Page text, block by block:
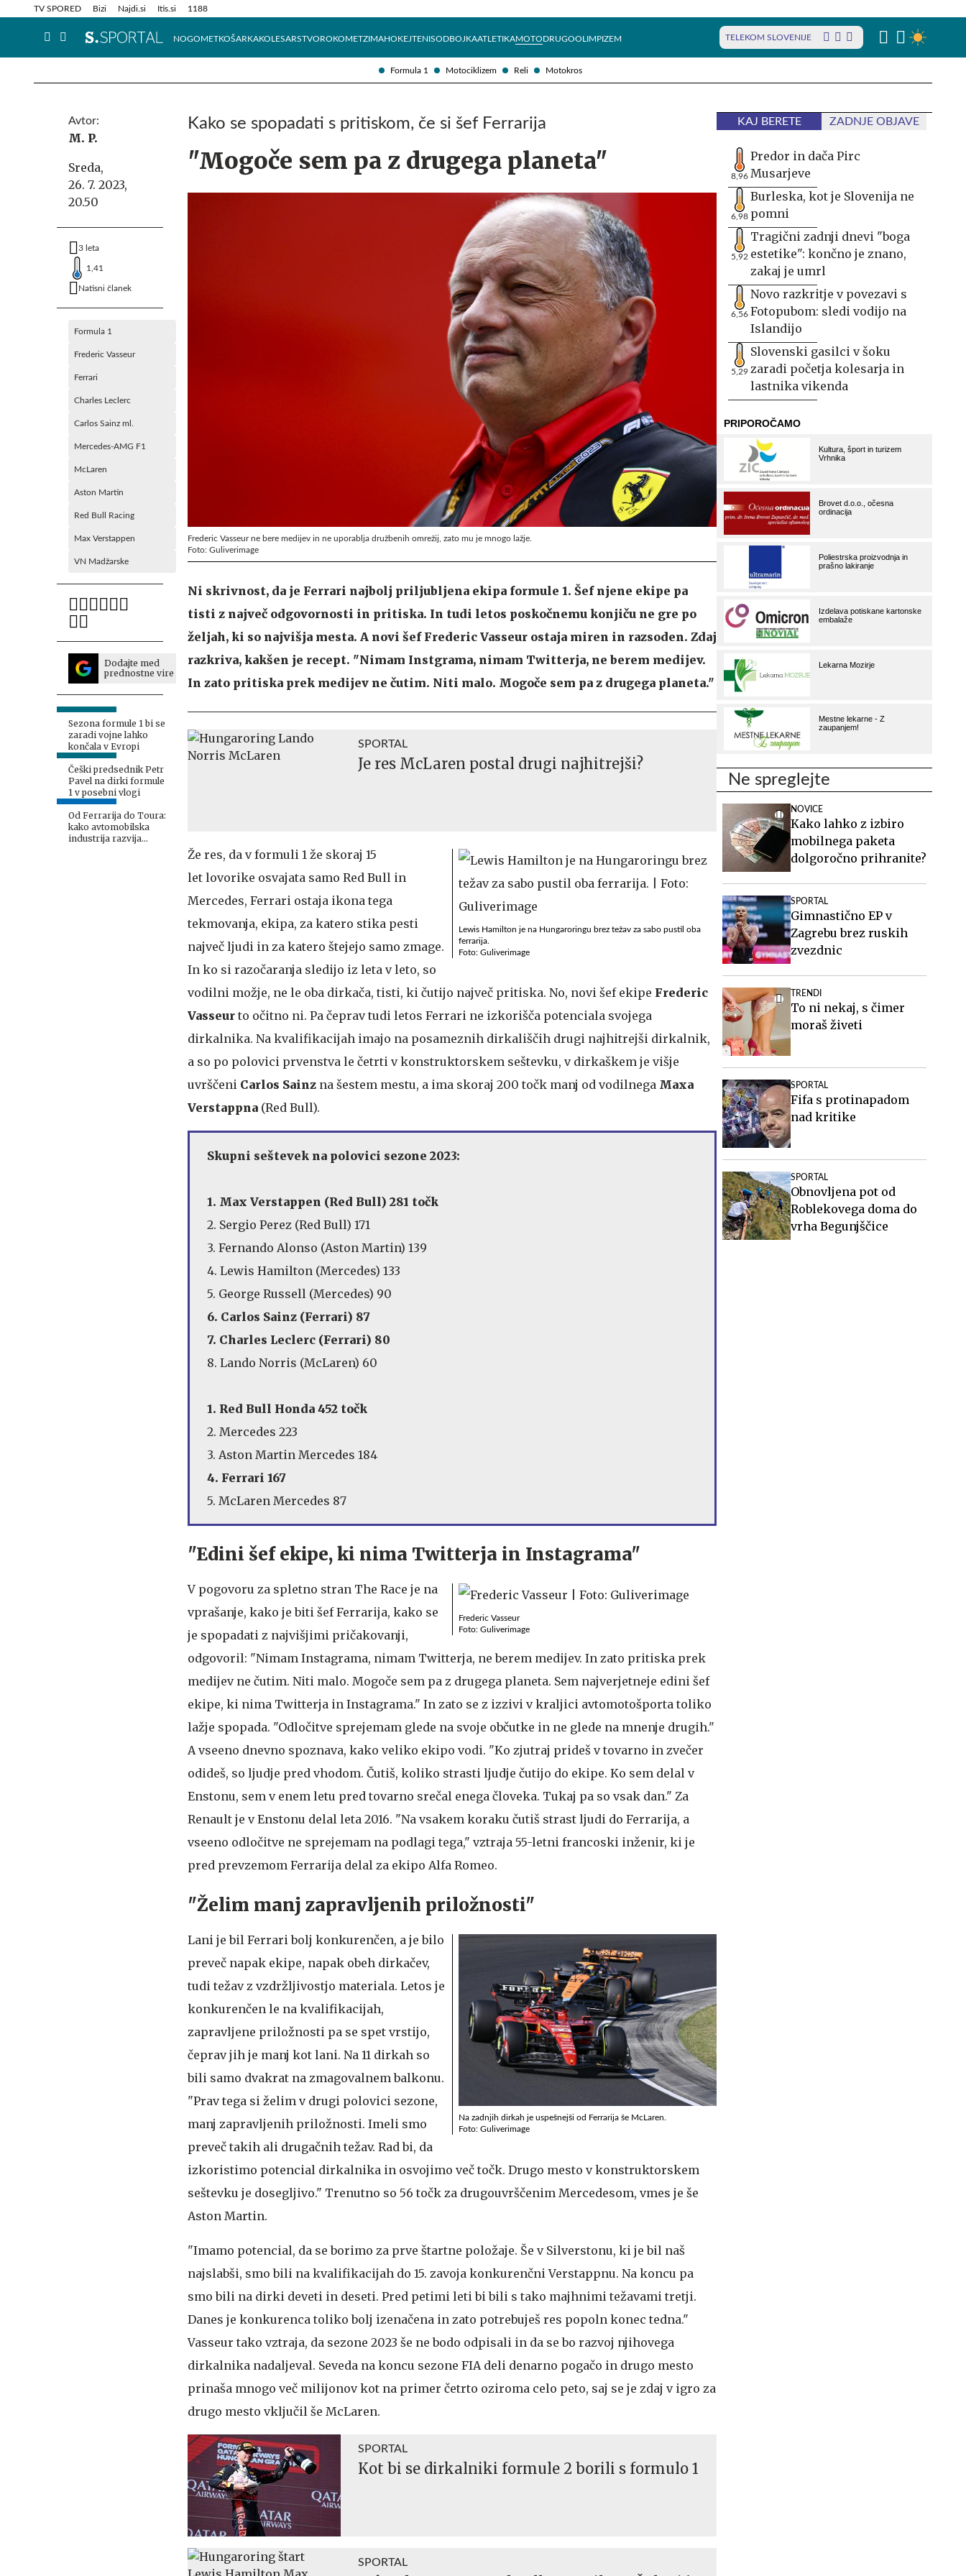
Formula 1 Motociklizem Reli Motokros
TV SPORED Bizi Najdi.si Itis.si 1188
NOGOMETKOŠARKAKOLESARSTVOROKOMETZIMAHOKEJTENISODBOJKAATLETIKAMOTODRUGOOLIMPIZEM TELEKOM SLOVENIJE
Info in obvestila Tehnik
Avtor:
M. P.
Sreda,
26. 7. 2023,
20.50
3 leta
1,41
Natisni članek
Formula 1
Frederic Vasseur
Ferrari
Charles Leclerc
Carlos Sainz ml.
Mercedes-AMG F1
McLaren
Aston Martin
Red Bull Racing
Max Verstappen
VN Madžarske
Dodajte med
prednostne vire
Sezona formule 1 bi se
zaradi vojne lahko
končala v Evropi
Češki predsednik Petr
Pavel na dirki formule
1 v posebni vlogi
Od Ferrarija do Toura:
kako avtomobilska
industrija razvija
Kako se spopadati s pritiskom, če si šef Ferrarija
"Mogoče sem pa z drugega planeta"
Frederic Vasseur ne bere medijev in ne uporablja družbenih omrežij, zato mu je mnogo lažje.
Foto: Guliverimage
Ni skrivnost, da je Ferrari najbolj priljubljena ekipa formule 1. Šef njene ekipe pa
tisti z največ odgovornosti in pritiska. In tudi letos poskočnemu konjiču ne gre po
željah, ki so najvišja mesta. A novi šef Frederic Vasseur ostaja miren in razsoden. Zdaj
razkriva, kakšen je recept. "Nimam Instgrama, nimam Twitterja, ne berem medijev.
In zato pritiska prek medijev ne čutim. Niti malo. Mogoče sem pa z drugega planeta."
SPORTAL
Je res McLaren postal drugi najhitrejši?
Lewis Hamilton je na Hungaroringu brez težav za sabo pustil oba
ferrarija.
Foto: Guliverimage
Že res, da v formuli 1 že skoraj 15
let lovorike osvajata samo Red Bull in
Mercedes, Ferrari ostaja ikona tega
tekmovanja, ekipa, za katero stika pesti
največ ljudi in za katero štejejo samo zmage.
In ko si razočaranja sledijo iz leta v leto, so
vodilni možje, ne le oba dirkača, tisti, ki čutijo največ pritiska. No, novi šef ekipe Frederic
Vasseur to očitno ni. Pa čeprav tudi letos Ferrari ne izkorišča potenciala svojega
dirkalnika. Na kvalifikacijah imajo na posameznih dirkališčih drugi najhitrejši dirkalnik,
a so po polovici prvenstva le četrti v konstruktorskem seštevku, v dirkaškem je višje
uvrščeni Carlos Sainz na šestem mestu, a ima skoraj 200 točk manj od vodilnega Maxa
Verstappna (Red Bull).
Skupni seštevek na polovici sezone 2023:
1. Max Verstappen (Red Bull) 281 točk
2. Sergio Perez (Red Bull) 171
3. Fernando Alonso (Aston Martin) 139
4. Lewis Hamilton (Mercedes) 133
5. George Russell (Mercedes) 90
6. Carlos Sainz (Ferrari) 87
7. Charles Leclerc (Ferrari) 80
8. Lando Norris (McLaren) 60
1. Red Bull Honda 452 točk
2. Mercedes 223
3. Aston Martin Mercedes 184
4. Ferrari 167
5. McLaren Mercedes 87
"Edini šef ekipe, ki nima Twitterja in Instagrama"
Frederic Vasseur
Foto: Guliverimage
V pogovoru za spletno stran The Race je na
vprašanje, kako je biti šef Ferrarija, kako se
je spopadati z najvišjimi pričakovanji,
odgovoril: "Nimam Instagrama, nimam Twitterja, ne berem medijev. In zato pritiska prek
medijev ne čutim. Niti malo. Mogoče sem pa z drugega planeta. Sem najverjetneje edini šef
ekipe, ki nima Twitterja in Instagrama." In zato se z izzivi v kraljici avtomotošporta toliko
lažje spopada. "Odločitve sprejemam glede na svoje občutke in ne glede na mnenje drugih."
A vseeno dnevno spoznava, kako veliko ekipo vodi. "Ko zjutraj prideš v tovarno in zvečer
odideš, so ljudje pred vhodom. Čutiš, koliko strasti ljudje čutijo do ekipe. Ko sem delal v
Enstonu, sem v enem letu pred tovarno srečal enega človeka. Tukaj pa so vsak dan." Za
Renault je v Enstonu delal leta 2016. "Na vsakem koraku čutiš strast ljudi do Ferrarija, a
vseeno odločitve ne sprejemam na podlagi tega," vztraja 55-letni francoski inženir, ki je
pred prevzemom Ferrarija delal za ekipo Alfa Romeo.
"Želim manj zapravljenih priložnosti"
Na zadnjih dirkah je uspešnejši od Ferrarija še McLaren.
Foto: Guliverimage
Lani je bil Ferrari bolj konkurenčen, a je bilo
preveč napak ekipe, napak obeh dirkačev,
tudi težav z vzdržljivostjo materiala. Letos je
konkurenčen le na kvalifikacijah,
zapravljene priložnosti pa se spet vrstijo,
čeprav jih je manj kot lani. Na 11 dirkah so
bili samo dvakrat na zmagovalnem balkonu.
"Prav tega si želim v drugi polovici sezone,
manj zapravljenih priložnosti. Imeli smo
preveč takih ali drugačnih težav. Rad bi, da
izkoristimo potencial dirkalnika in osvojimo več točk. Drugo mesto v konstruktorskem
seštevku je dosegljivo." Trenutno so 56 točk za drugouvrščenim Mercedesom, vmes je še
Aston Martin.
"Imamo potencial, da se borimo za prve štartne položaje. Še v Silverstonu, ki je bil naš
najslabši, smo bili na kvalifikacijah do 15. zavoja konkurenčni Verstappnu. Na koncu pa
smo bili na dirki deveti in deseti. Pred petimi leti bi bili s tako majhnimi težavami tretji.
Danes je konkurenca toliko bolj izenačena in zato potrebuješ res popoln konec tedna."
Vasseur tako vztraja, da sezone 2023 še ne bodo odpisali in da se bo razvoj njihovega
dirkalnika nadaljeval. Seveda na koncu sezone FIA deli denarno pogačo in drugo mesto
prinaša mnogo več milijonov kot na primer četrto oziroma celo peto, saj se je zdaj v igro za
drugo mesto vključil še McLaren.
SPORTAL
Kot bi se dirkalniki formule 2 borili s formulo 1
SPORTAL
KAJ BERETE ZADNJE OBJAVE
8,96
Predor in dača Pirc
Musarjeve
6,98
Burleska, kot je Slovenija ne
pomni
5,92
Tragični zadnji dnevi "boga
estetike": končno je znano,
zakaj je umrl
6,56
Novo razkritje v povezavi s
Fotopubom: sledi vodijo na
Islandijo
5,29
Slovenski gasilci v šoku
zaradi početja kolesarja in
lastnika vikenda
Ne spreglejte
NOVICE
Kako lahko z izbiro
mobilnega paketa
dolgoročno prihranite?
SPORTAL
Gimnastično EP v
Zagrebu brez ruskih
zvezdnic
TRENDI
To ni nekaj, s čimer
moraš živeti
SPORTAL
Fifa s protinapadom
nad kritike
SPORTAL
Obnovljena pot od
Roblekovega doma do
vrha Begunjščice